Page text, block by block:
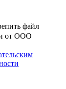
файл
от ООО